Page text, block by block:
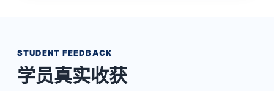
STUDENT FEEDBACK
学员真实收获